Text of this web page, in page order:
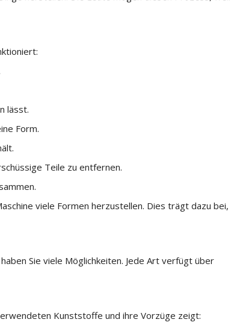
lässt.
Form.
Teile zu entfernen.
viele Formen herzustellen. Dies trägt dazu bei,
Sie viele Möglichkeiten. Jede Art verfügt über
Kunststoffe und ihre Vorzüge zeigt: